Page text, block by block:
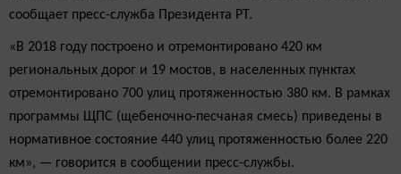
сообщает пресс-служба Президента РТ.
«В 2018 году построено и отремонтировано 420 км
региональных дорог и 19 мостов, в населенных пунктах
отремонтировано 700 улиц протяженностью 380 км. В рамках
программы ЩПС (щебеночно-песчаная смесь) приведены в
нормативное состояние 440 улиц протяженностью более 220
км», — говорится в сообщении пресс-службы.